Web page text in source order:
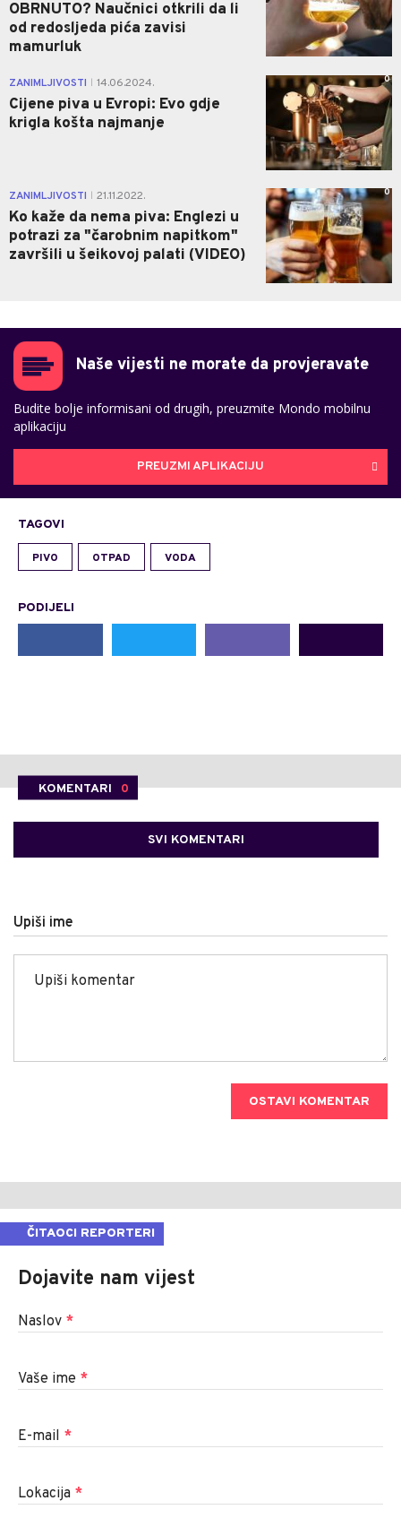
OBRNUTO? Naučnici otkrili da li
od redosljeda pića zavisi
mamurluk
ZANIMLJIVOSTI 14.06.2024.
Cijene piva u Evropi: Evo gdje
krigla košta najmanje
0
ZANIMLJIVOSTI 21.11.2022.
Ko kaže da nema piva: Englezi u
potrazi za "čarobnim napitkom"
završili u šeikovoj palati (VIDEO)
0
Naše vijesti ne morate da provjeravate
Budite bolje informisani od drugih, preuzmite Mondo mobilnu
aplikaciju
PREUZMI APLIKACIJU
TAGOVI
PIVO OTPAD VODA
PODIJELI
KOMENTARI 0
SVI KOMENTARI
Upiši ime
OSTAVI KOMENTAR
ČITAOCI REPORTERI
Dojavite nam vijest
Naslov *
Vaše ime *
E-mail *
Lokacija *